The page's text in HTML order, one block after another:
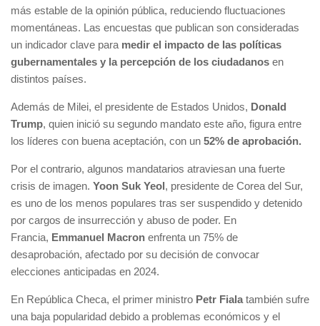
más estable de la opinión pública, reduciendo fluctuaciones
momentáneas. Las encuestas que publican son consideradas
un indicador clave para medir el impacto de las políticas
gubernamentales y la percepción de los ciudadanos en
distintos países.
Además de Milei, el presidente de Estados Unidos, Donald
Trump, quien inició su segundo mandato este año, figura entre
los líderes con buena aceptación, con un 52% de aprobación.
Por el contrario, algunos mandatarios atraviesan una fuerte
crisis de imagen. Yoon Suk Yeol, presidente de Corea del Sur,
es uno de los menos populares tras ser suspendido y detenido
por cargos de insurrección y abuso de poder. En
Francia, Emmanuel Macron enfrenta un 75% de
desaprobación, afectado por su decisión de convocar
elecciones anticipadas en 2024.
En República Checa, el primer ministro Petr Fiala también sufre
una baja popularidad debido a problemas económicos y el